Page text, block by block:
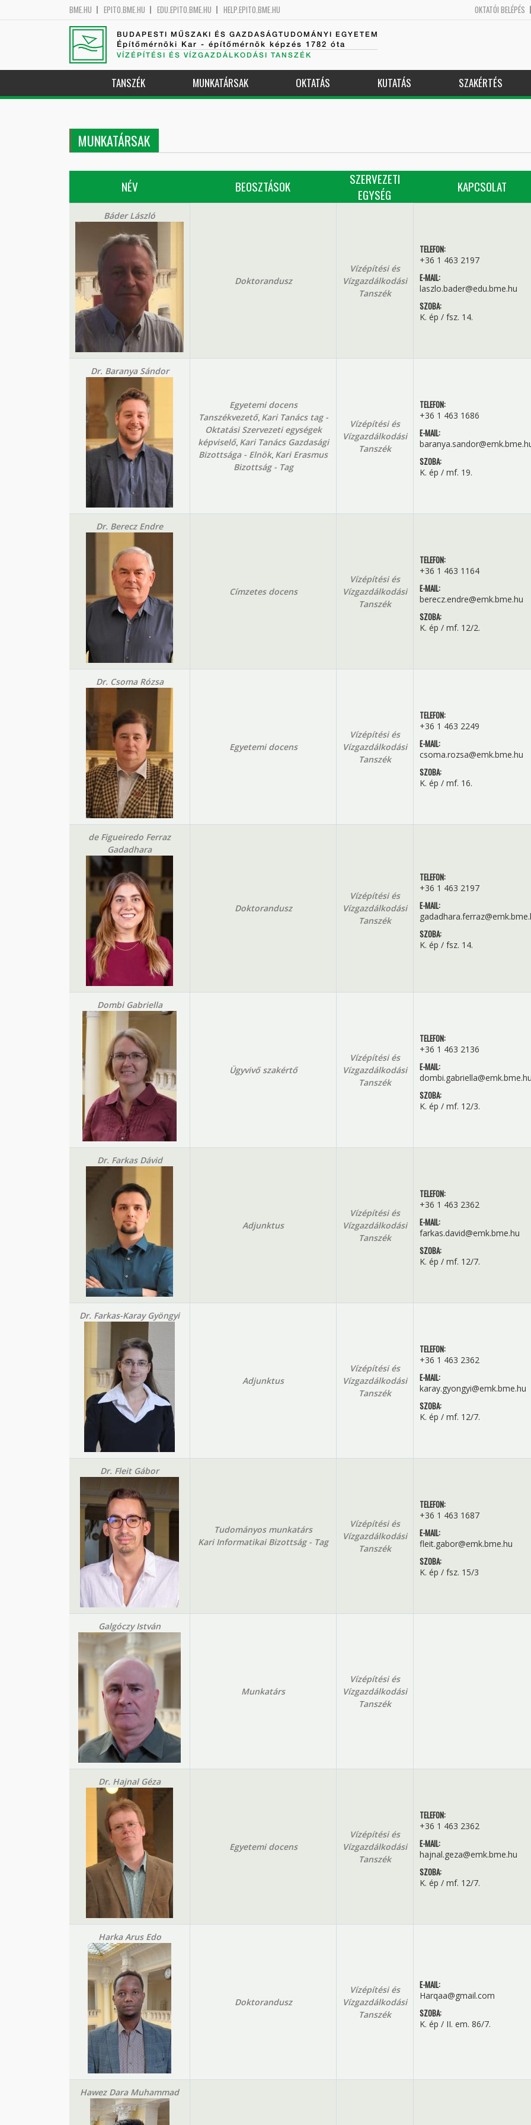
BME.HU EPITO.BME.HU EDU.EPITO.BME.HU HELP.EPITO.BME.HU OKTATÓI BELÉPÉS
BUDAPESTI MŰSZAKI ÉS GAZDASÁGTUDOMÁNYI EGYETEM
Építőmérnöki Kar - építőmérnök képzés 1782 óta
VÍZÉPÍTÉSI ÉS VÍZGAZDÁLKODÁSI TANSZÉK
TANSZÉK MUNKATÁRSAK OKTATÁS KUTATÁS SZAKÉRTÉS
MUNKATÁRSAK
NÉV BEOSZTÁSOK
SZERVEZETI
EGYSÉG
KAPCSOLAT
Báder László
Doktorandusz
Vízépítési és
Vízgazdálkodási
Tanszék
TELEFON:
+36 1 463 2197
E-MAIL:
laszlo.bader@edu.bme.hu
SZOBA:
K. ép / fsz. 14.
Dr. Baranya Sándor
Egyetemi docens
Tanszékvezető, Kari Tanács tag -
Oktatási Szervezeti egységek
képviselő, Kari Tanács Gazdasági
Bizottsága - Elnök, Kari Erasmus
Bizottság - Tag
Vízépítési és
Vízgazdálkodási
Tanszék
TELEFON:
+36 1 463 1686
E-MAIL:
SZOBA:
K. ép / mf. 19.
Dr. Berecz Endre
Címzetes docens
Vízépítési és
Vízgazdálkodási
Tanszék
TELEFON:
+36 1 463 1164
E-MAIL:
berecz.endre@emk.bme.hu
SZOBA:
K. ép / mf. 12/2.
Dr. Csoma Rózsa
Egyetemi docens
Vízépítési és
Vízgazdálkodási
Tanszék
TELEFON:
+36 1 463 2249
E-MAIL:
csoma.rozsa@emk.bme.hu
SZOBA:
K. ép / mf. 16.
de Figueiredo Ferraz
Gadadhara
Doktorandusz
Vízépítési és
Vízgazdálkodási
Tanszék
TELEFON:
+36 1 463 2197
E-MAIL:
SZOBA:
K. ép / fsz. 14.
Dombi Gabriella
Ügyvivő szakértő
Vízépítési és
Vízgazdálkodási
Tanszék
TELEFON:
+36 1 463 2136
E-MAIL:
SZOBA:
K. ép / mf. 12/3.
Dr. Farkas Dávid
Adjunktus
Vízépítési és
Vízgazdálkodási
Tanszék
TELEFON:
+36 1 463 2362
E-MAIL:
farkas.david@emk.bme.hu
SZOBA:
K. ép / mf. 12/7.
Dr. Farkas-Karay Gyöngyi
Adjunktus
Vízépítési és
Vízgazdálkodási
Tanszék
TELEFON:
+36 1 463 2362
E-MAIL:
karay.gyongyi@emk.bme.hu
SZOBA:
K. ép / mf. 12/7.
Dr. Fleit Gábor
Tudományos munkatárs
Kari Informatikai Bizottság - Tag
Vízépítési és
Vízgazdálkodási
Tanszék
TELEFON:
+36 1 463 1687
E-MAIL:
fleit.gabor@emk.bme.hu
SZOBA:
K. ép / fsz. 15/3
Galgóczy István
Munkatárs
Vízépítési és
Vízgazdálkodási
Tanszék
Dr. Hajnal Géza
Egyetemi docens
Vízépítési és
Vízgazdálkodási
Tanszék
TELEFON:
+36 1 463 2362
E-MAIL:
hajnal.geza@emk.bme.hu
SZOBA:
K. ép / mf. 12/7.
Harka Arus Edo
Doktorandusz
Vízépítési és
Vízgazdálkodási
Tanszék
E-MAIL:
Harqaa@gmail.com
SZOBA:
K. ép / II. em. 86/7.
Hawez Dara Muhammad